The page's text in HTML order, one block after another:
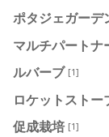
ポタジェガーデ
マルチパートナ
ルバーブ [1]
ロケットストー
促成栽培 [1]